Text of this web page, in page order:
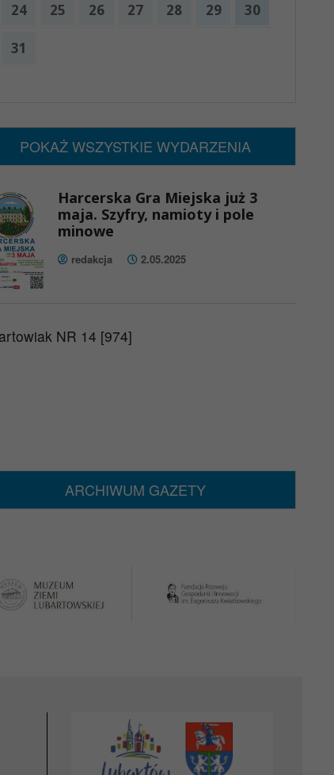
24 25 26 27 28 29 30
31
POKAŻ WSZYSTKIE WYDARZENIA
Harcerska Gra Miejska już 3
maja. Szyfry, namioty i pole
minowe
redakcja 2.05.2025
NR 14 [974]
ARCHIWUM GAZETY